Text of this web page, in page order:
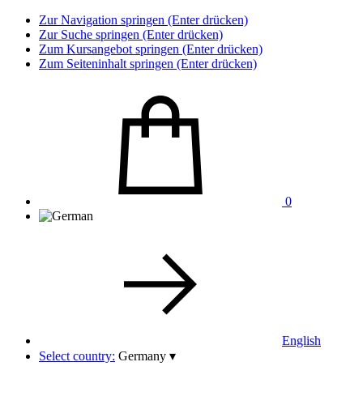
Zur Navigation springen (Enter drücken)
Zur Suche springen (Enter drücken)
Zum Kursangebot springen (Enter drücken)
Zum Seiteninhalt springen (Enter drücken)
0
English
Select country: Germany ▾